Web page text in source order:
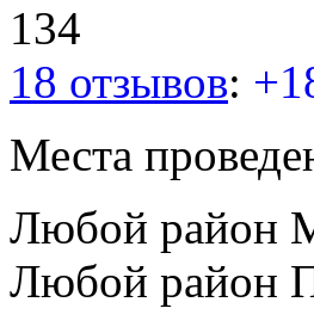
134
18 отзывов:
Места
Любой район
Любой район